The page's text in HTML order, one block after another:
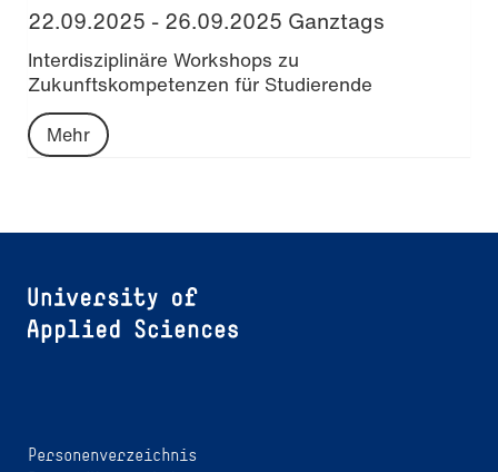
22.09.2025 - 26.09.2025 Ganztags
Interdisziplinäre Workshops zu
Zukunftskompetenzen für Studierende
Mehr
Personenverzeichnis